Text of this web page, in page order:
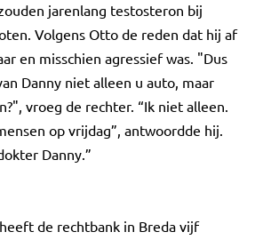
jarenlang testosteron bij
Volgens Otto de reden dat hij af
en misschien agressief was. "Dus
Danny niet alleen u auto, maar
vroeg de rechter. “Ik niet alleen.
op vrijdag”, antwoordde hij.
Danny.”
de rechtbank in Breda vijf